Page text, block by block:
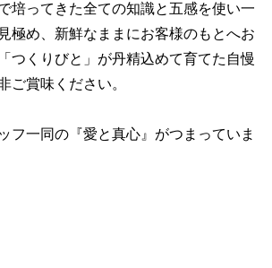
培ってきた全ての知識と五感を使い一
極め、新鮮なままにお客様のもとへお
つくりびと」が丹精込めて育てた自慢
ご賞味ください。
フ一同の『愛と真心』がつまっていま